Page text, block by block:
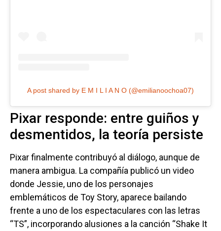
A post shared by E M I L I A N O (@emilianoochoa07)
Pixar responde: entre guiños y
desmentidos, la teoría persiste
Pixar finalmente contribuyó al diálogo, aunque de
manera ambigua. La compañía publicó un video
donde Jessie, uno de los personajes
emblemáticos de Toy Story, aparece bailando
frente a uno de los espectaculares con las letras
“TS”, incorporando alusiones a la canción “Shake It